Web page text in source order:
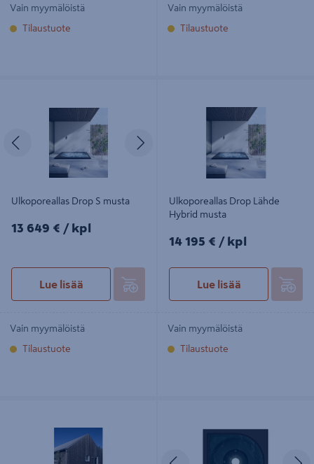
Vain myymälöistä
Tilaustuote
Vain myymälöistä
Tilaustuote
Edellinen
Ulkoporeallas Drop S musta
13649€/kpl
13 649 € / kpl
Lue lisää
Vain myymälöistä
Tilaustuote
Ulkoporeallas Drop Lähde
Hybrid musta
14195€/kpl
14 195 € / kpl
Lue lisää
Vain myymälöistä
Tilaustuote